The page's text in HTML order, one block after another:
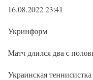
16.08.2022 23:41
Укринформ
Матч длился два с
Украинская